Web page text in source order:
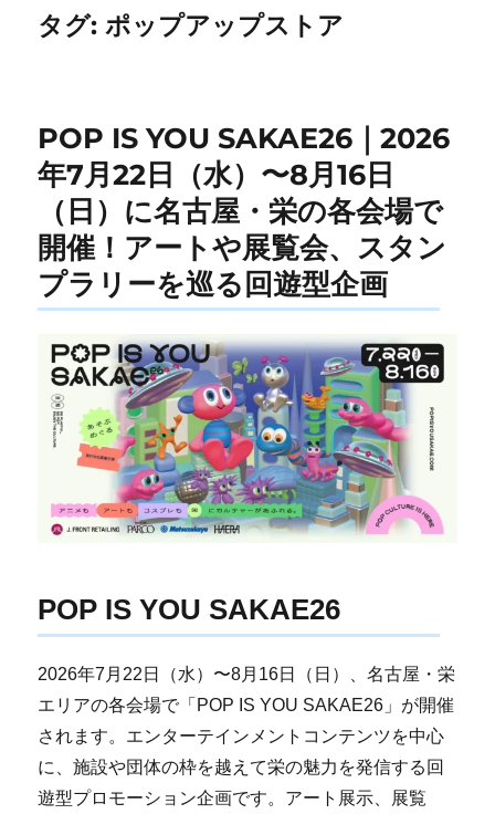
タグ:ポップアップストア
POP IS YOU SAKAE26｜2026
年7月22日（水）〜8月16日
（日）に名古屋・栄の各会場で
開催！アートや展覧会、スタン
プラリーを巡る回遊型企画
POP IS YOU SAKAE26
2026年7月22日（水）〜8月16日（日）、名古屋・栄
エリアの各会場で「POP IS YOU SAKAE26」が開催
されます。エンターテインメントコンテンツを中心
に、施設や団体の枠を越えて栄の魅力を発信する回
遊型プロモーション企画です。アート展示、展覧